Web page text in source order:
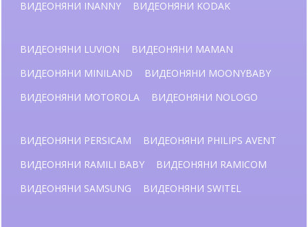
ВИДЕОНЯНИ INANNY
ВИДЕОНЯНИ KODAK
ВИДЕОНЯНИ LUVION
ВИДЕОНЯНИ MAMAN
ВИДЕОНЯНИ MINILAND
ВИДЕОНЯНИ MOONYBABY
ВИДЕОНЯНИ MOTOROLA
ВИДЕОНЯНИ NOLOGO
ВИДЕОНЯНИ PERSICAM
ВИДЕОНЯНИ PHILIPS AVENT
ВИДЕОНЯНИ RAMILI BABY
ВИДЕОНЯНИ RAMICOM
ВИДЕОНЯНИ SAMSUNG
ВИДЕОНЯНИ SWITEL